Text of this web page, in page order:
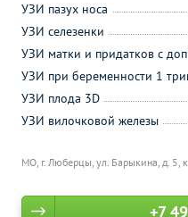
МО, г. Люберцы, ул. Барыкина, д. 5,
УЗИ пазух носа
УЗИ селезенки
УЗИ матки и придатков с
УЗИ при беременности 1
УЗИ плода 3D
УЗИ вилочковой железы
+7